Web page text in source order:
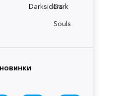
Darksiders
Dark
Souls